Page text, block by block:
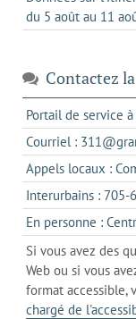
du 5 août au 11
Contactez
Portail de service
Courriel :
Appels locaux :
Interurbains : 705-
En personne :
Si vous avez des
Web ou si vous
format accessible,
chargé de